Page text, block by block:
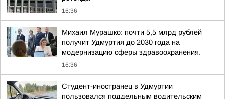
16:36
Михаил Мурашко: почти 5,5 млрд рублей
получит Удмуртия до 2030 года на
модернизацию сферы здравоохранения.
16:36
Студент-иностранец в Удмуртии
пользовался поддельным водительским